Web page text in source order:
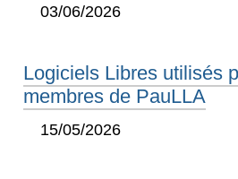
03/06/2026
Logiciels Libres utilisés
membres de PauLLA
15/05/2026